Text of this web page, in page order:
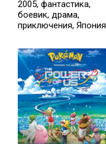
2005, фантастика,
боевик, драма,
приключения, Япония